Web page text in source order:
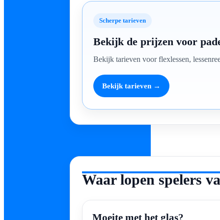
Scherpe tarieven
Bekijk de prijzen voor
Bekijk tarieven voor flexlessen,
Bekijk tarieven →
Waar lopen spelers
Moeite met het glas?